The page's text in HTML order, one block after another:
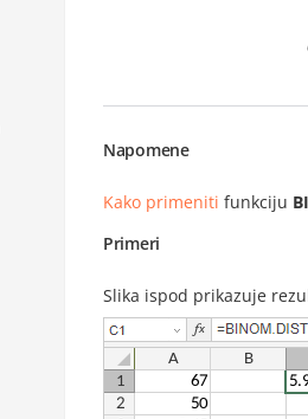
Napomene
Kako primeniti funkciju
Primeri
Slika ispod prikazuje